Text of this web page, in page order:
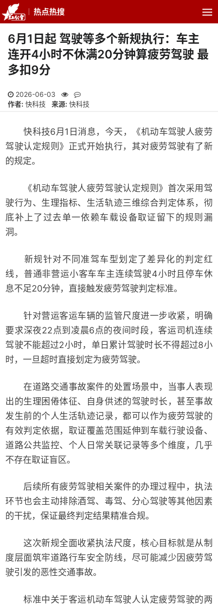
热点热搜
6月1日起 驾驶等多个新规执行：车主
连开4小时不休满20分钟算疲劳驾驶 最
多扣9分
2026-06-03
作者: 快科技 来源: 快科技
快科技6月1日消息，今天，《机动车驾驶人疲劳
驾驶认定规则》正式开始执行，其对疲劳驾驶有了新
的规定。
《机动车驾驶人疲劳驾驶认定规则》首次采用驾
驶行为、生理指标、生活轨迹三维综合判定体系，彻
底补上了过去单一依赖车载设备取证留下的规则漏
洞。
新规针对不同准驾车型划定了差异化的判定红
线，普通非营运小客车车主连续驾驶4小时且停车休
息不足20分钟，直接触发疲劳驾驶判定标准。
针对营运客运车辆的监管尺度进一步收紧，明确
要求深夜22点到凌晨6点的夜间时段，客运司机连续
驾驶不能超过2小时，单日累计驾驶时长不得超过8小
时，一旦超时直接划定为疲劳驾驶。
在道路交通事故案件的处置场景中，当事人表现
出的生理困倦体征、自身供述的驾驶时长，甚至事故
发生前的个人生活轨迹记录，都可以作为疲劳驾驶的
有效判定依据，取证覆盖范围延伸到车载行驶设备、
道路公共监控、个人日常关联记录等多个维度，几乎
不存在取证盲区。
后续所有疲劳驾驶相关案件的办理过程中，执法
环节也会主动排除酒驾、毒驾、分心驾驶等其他因素
的干扰，保证最终判定结果精准合规。
这次新规全面收紧执法尺度，核心目标就是从制
度层面筑牢道路行车安全防线，尽可能减少因疲劳驾
驶引发的恶性交通事故。
标准中关于客运机动车驾驶人认定疲劳驾驶的两